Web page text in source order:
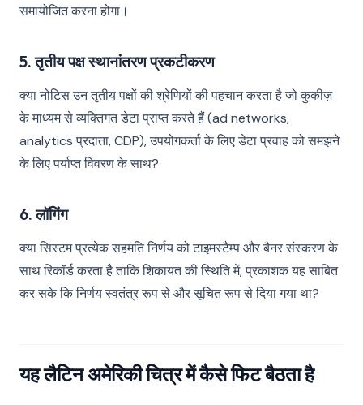
समायोजित करना होगा।
5. तृतीय पक्ष स्थानांतरण प्रकटीकरण
क्या नोटिस उन तृतीय पक्षों की श्रेणियों की पहचान करता है जो कुकीज़
के माध्यम से व्यक्तिगत डेटा प्राप्त करते हैं (ad networks,
analytics प्रदाता, CDP), उपयोगकर्ता के लिए डेटा प्रवाह को समझने
के लिए पर्याप्त विवरण के साथ?
6. लॉगिंग
क्या सिस्टम प्रत्येक सहमति निर्णय को टाइमस्टैम्प और बैनर संस्करण के
साथ रिकॉर्ड करता है ताकि शिकायत की स्थिति में, प्रकाशक यह साबित
कर सके कि निर्णय स्वतंत्र रूप से और सूचित रूप से दिया गया था?
यह लैटिन अमेरिकी चित्र में कैसे फिट बैठता है